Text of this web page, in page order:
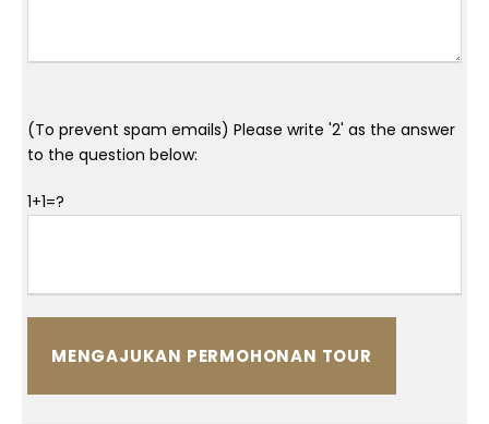
(To prevent spam emails) Please write '2' as the answer
to the question below:
1+1=?